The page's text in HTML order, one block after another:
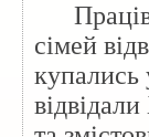
сімей
купались